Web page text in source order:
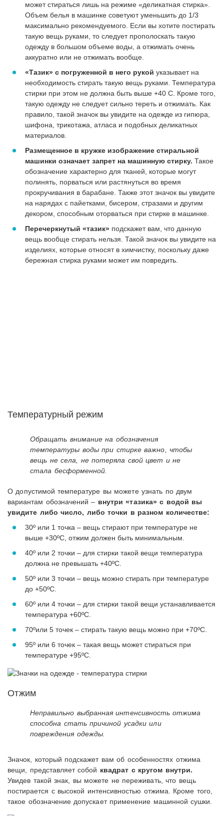
может стираться лишь на режиме «деликатная стирка».
Объем белья в машинке советуют уменьшить до 1/3
максимально рекомендуемого. Если вы хотите постирать
такую вещь руками, то следует прополоскать такую
одежду в большом объеме воды, а отжимать очень
аккуратно или не отжимать вообще.
«Тазик» с погруженной в него рукой указывает на
необходимость стирать такую вещь руками. Температура
стирки при этом не должна быть выше +40 С. Кроме того,
такую одежду не следует сильно тереть и отжимать. Как
правило, такой значок вы увидите на одежде из гипюра,
шифона, трикотажа, атласа и подобных деликатных
материалов.
Размещенное в кружке изображение стиральной
машинки означает запрет на машинную стирку. Такое
обозначение характерно для тканей, которые могут
полинять, порваться или растянуться во время
прокручивания в барабане. Также этот значок вы увидите
на нарядах с пайетками, бисером, стразами и другим
декором, способным оторваться при стирке в машинке.
Перечеркнутый «тазик» подскажет вам, что данную
вещь вообще стирать нельзя. Такой значок вы увидите на
изделиях, которые относят в химчистку, поскольку даже
бережная стирка руками может им повредить.
Температурный режим
Обращать внимание на обозначения
температуры воды при стирке важно, чтобы
вещь не села, не потеряла свой цвет и не
стала бесформенной.
О допустимой температуре вы можете узнать по двум
вариантам обозначений – внутри «тазика» с водой вы
увидите либо число, либо точки в разном количестве:
30º или 1 точка – вещь стирают при температуре не
выше +30ºС, отжим должен быть минимальным.
40º или 2 точки – для стирки такой вещи температура
должна не превышать +40ºС.
50º или 3 точки – вещь можно стирать при температуре
до +50ºС.
60º или 4 точки – для стирки такой вещи устанавливается
температура +60ºС.
70ºили 5 точек – стирать такую вещь можно при +70ºС.
95º или 6 точек – такая вещь может стираться при
температуре +95ºС.
Отжим
Неправильно выбранная интенсивность отжима
способна стать причиной усадки или
повреждения одежды.
Значок, который подскажет вам об особенностях отжима
вещи, представляет собой квадрат с кругом внутри.
Увидев такой знак, вы можете не переживать, что вещь
постирается с высокой интенсивностью отжима. Кроме того,
такое обозначение допускает применение машинной сушки.